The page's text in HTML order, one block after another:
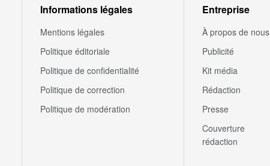
Informations légales
Mentions légales
Politique éditoriale
Politique de confidentialité
Politique de correction
Politique de modération
Entreprise
À propos de nous
Publicité
Kit média
Rédaction
Presse
Couverture
rédaction